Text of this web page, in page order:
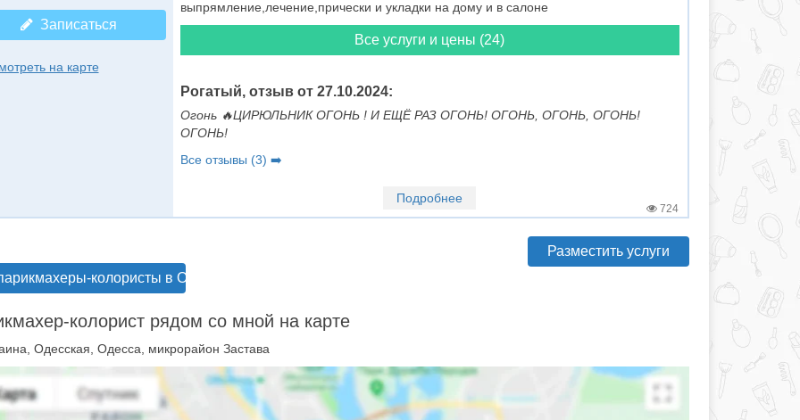
Записаться
на карте
выпрямление,лечение,прически и укладки на дому и в салоне
Все услуги и цены (24)
Рогатый, отзыв от 27.10.2024:
Огонь 🔥ЦИРЮЛЬНИК ОГОНЬ ! И ЕЩЁ РАЗ ОГОНЬ! ОГОНЬ, ОГОНЬ, ОГОНЬ!
ОГОНЬ!
Все отзывы (3) ➡️
Подробнее
724
колористы в Одессе
Разместить услуги
колорист рядом со мной на карте
Одесская, Одесса, микрорайон Застава